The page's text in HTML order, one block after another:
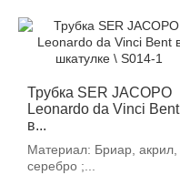
Трубка SER JACOPO
Leonardo da Vinci Bent
в...
Материал: Бриар, акрил,
серебро ;...